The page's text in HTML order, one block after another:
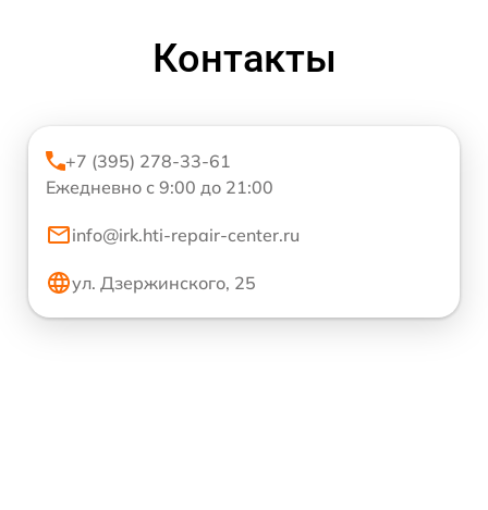
Контакты
+7 (395) 278-33-61
Ежедневно с 9:00 до 21:00
info@irk.hti-repair-center.ru
ул. Дзержинского, 25